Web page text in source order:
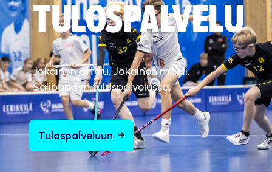
TULOSPALVELU
Jokainen ottelu. Jokainen maali.
Salibandyn tulospalvelussa.
Tulospalveluun